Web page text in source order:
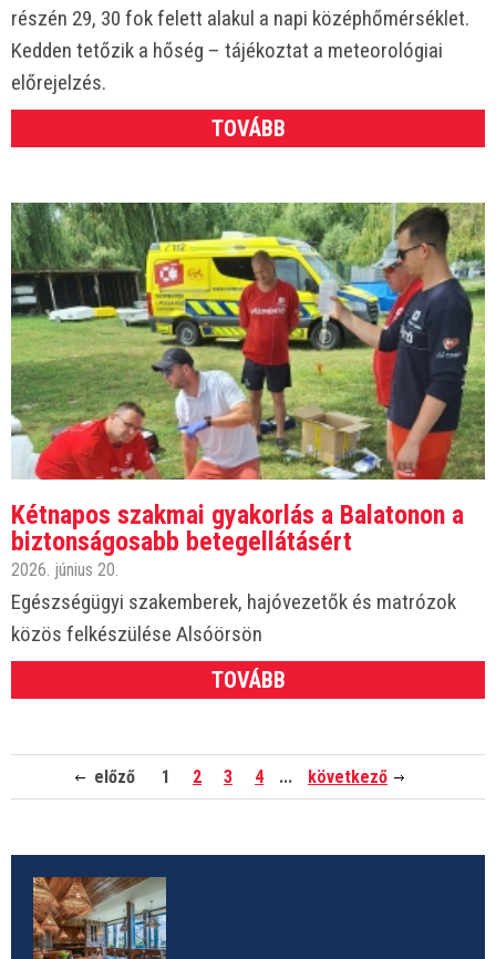
részén 29, 30 fok felett alakul a napi középhőmérséklet.
Kedden tetőzik a hőség – tájékoztat a meteorológiai
előrejelzés.
TOVÁBB
Kétnapos szakmai gyakorlás a Balatonon a
biztonságosabb betegellátásért
2026. június 20.
Egészségügyi szakemberek, hajóvezetők és matrózok
közös felkészülése Alsóörsön
TOVÁBB
előző 1 2 3 4 ... következő